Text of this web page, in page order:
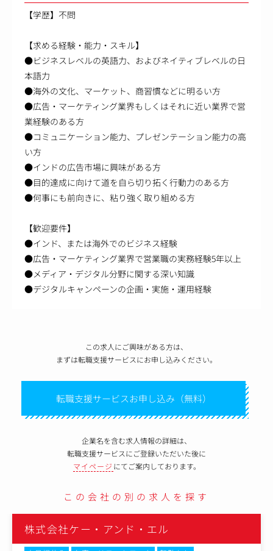
【学歴】不問
【求める経験・能力・スキル】
●ビジネスレベルの英語力、およびネイティブレベルの日
本語力
●海外の文化、マーケット、商習慣などに明るい方
●広告・マーケティング業界もしくはそれに近い業界で営
業経験のある方
●コミュニケーション能力、プレゼンテーション能力の高
い方
●インドの広告市場に興味がある方
●目的達成に向けて道を自ら切り拓く行動力のある方
●何事にも前向きに、粘り強く取り組める方
【歓迎要件】
●インド、または海外でのビジネス経験
●広告・マーケティング業界で営業職の実務経験5年以上
●メディア・デジタル分野に関する深い知識
●デジタルキャンペーンの企画・実施・運用経験
この求人にご興味がある方は、
まずは転職支援サービスにお申し込みください。
転職支援サービスお申し込み（無料）
企業名を含む求人情報の詳細は、
転職支援サービスにご登録いただいた後に
マイページ にてご案内しております。
この会社の別の求人を探す
株式会社ケー・アンド・エル